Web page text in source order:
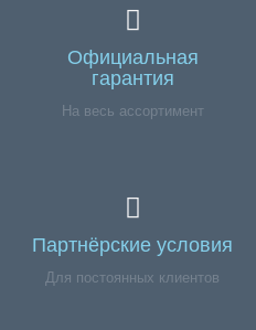
Официальная
гарантия
На весь ассортимент
Партнёрские условия
Для постоянных клиентов